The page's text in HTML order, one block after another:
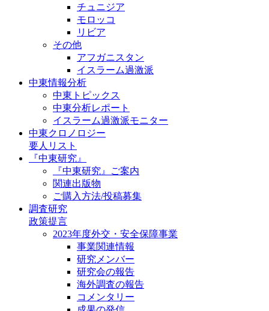
チュニジア
モロッコ
リビア
その他
アフガニスタン
イスラーム過激派
中東情報分析
中東トピックス
中東分析レポート
イスラーム過激派モニター
中東クロノロジー
要人リスト
『中東研究』
『中東研究』ご案内
関連出版物
ご購入方法/投稿募集
調査研究
政策提言
2023年度外交・安全保障事業
事業関連情報
研究メンバー
研究会の報告
海外調査の報告
コメンタリー